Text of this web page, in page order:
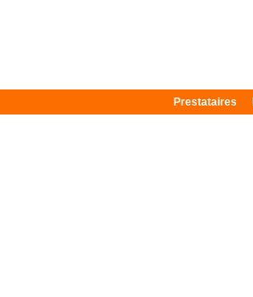
Prestataires